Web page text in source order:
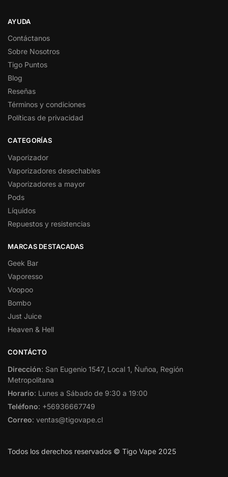
AYUDA
Contáctanos
Sobre Nosotros
Tigo Puntos
Blog
Reseñas
Términos y condiciones
Políticas de privacidad
CATEGORÍAS
Vaporizador
Vaporizadores desechables
Vaporizadores a mayor
Pods
Líquidos
Repuestos y resistencias
MARCAS DESTACADAS
Geek Bar
Vaporesso
Voopoo
Bombo
Just Juice
Heaven & Hell
CONTÁCTO
Dirección: San Eugenio 1547, Local 1, Ñuñoa, Región
Metropolitana
Horario: Lunes a Sábado de 9:30 a 19:00
Teléfono: +56936667749
Correo: ventas@tigovape.cl
Todos los derechos reservados © Tigo Vape 2025